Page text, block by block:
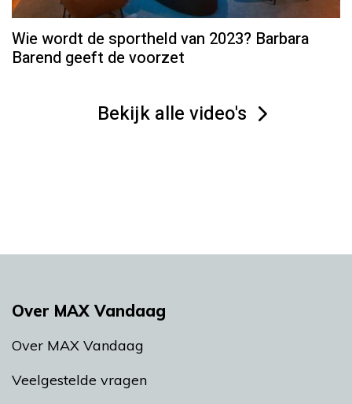
Wie wordt de sportheld van 2023? Barbara
Barend geeft de voorzet
Bekijk alle video's
Over MAX Vandaag
Over MAX Vandaag
Veelgestelde vragen